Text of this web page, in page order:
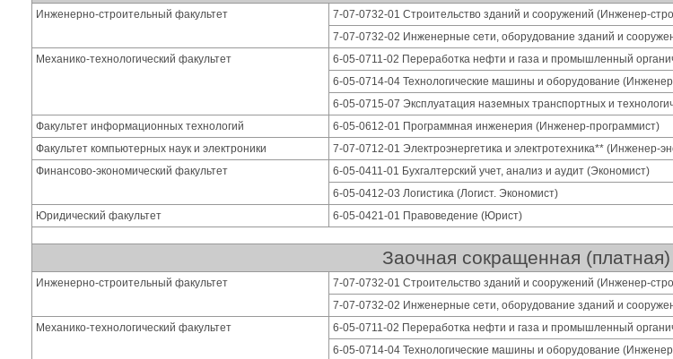
Инженерно-строительный факультет 7-07-0732-01 Строительство зданий и сооружений (Инженер-
7-07-0732-02 Инженерные сети, оборудование зданий и
Механико-технологический факультет
6-05-0711-02 Переработка нефти и газа и промышленный
6-05-0714-04 Технологические машины и оборудование
6-05-0715-07 Эксплуатация наземных транспортных и
Факультет информационных технологий
6-05-0612-01 Программная инженерия (Инженер-программист)
Факультет компьютерных наук и электроники
7-07-0712-01 Электроэнергетика и электротехника** (Инженер-
Финансово-экономический факультет
6-05-0411-01 Бухгалтерский учет, анализ и аудит (Экономист)
6-05-0412-03 Логистика (Логист. Экономист)
Юридический факультет
6-05-0421-01 Правоведение (Юрист)
Заочная сокращенная
Инженерно-строительный факультет 7-07-0732-01 Строительство зданий и сооружений (Инженер-
7-07-0732-02 Инженерные сети, оборудование зданий и
Механико-технологический факультет
6-05-0711-02 Переработка нефти и газа и промышленный
6-05-0714-04 Технологические машины и оборудование